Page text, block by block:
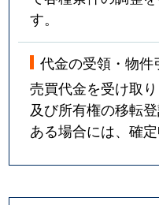
す。
代金の受領・物件
売買代金を受け取
及び所有権の移転
ある場合には、確